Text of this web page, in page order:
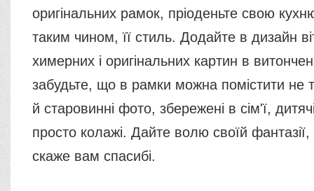
оригінальних рамок, пріоденьте свою
таким чином, її стиль. Додайте в дизайн
химерних і оригінальних картин в
забудьте, що в рамки можна помістити не
й старовинні фото, збережені в сім'ї,
просто колажі. Дайте волю своїй фантазії,
скаже вам спасибі.